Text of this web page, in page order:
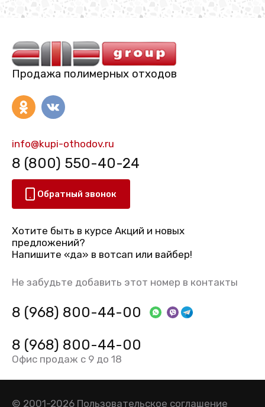
Продажа полимерных отходов
info@kupi-othodov.ru
8 (800) 550-40-24
Обратный звонок
Хотите быть в курсе Акций и новых
предложений?
Напишите «да» в вотсап или вайбер!
Не забудьте добавить этот номер в контакты
8 (968) 800-44-00
8 (968) 800-44-00
Офис продаж с 9 до 18
© 2001-2026 Пользовательское соглашение